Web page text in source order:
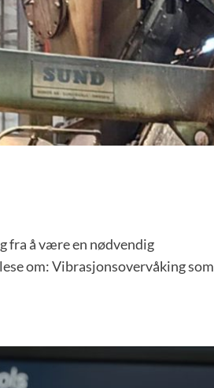
fra å være en nødvendig
om: Vibrasjonsovervåking som